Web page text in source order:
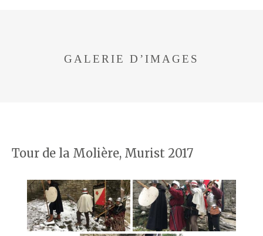
GALERIE D’IMAGES
Tour de la Molière, Murist 2017